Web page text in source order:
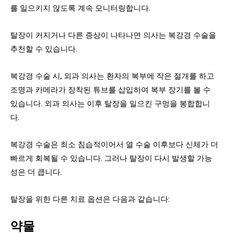
를 일으키지 않도록 계속 모니터링합니다.
탈장이 커지거나 다른 증상이 나타나면 의사는 복강경 수술을
추천할 수 있습니다.
복강경 수술 시, 외과 의사는 환자의 복부에 작은 절개를 하고
조명과 카메라가 장착된 튜브를 삽입하여 복부 장기를 볼 수
있습니다. 외과 의사는 이후 탈장을 일으킨 구멍을 봉합합니
다.
복강경 수술은 최소 침습적이어서 열 수술 이후보다 신체가 더
빠르게 회복될 수 있습니다. 그러나 탈장이 다시 발생할 가능
성은 더 큽니다.
탈장을 위한 다른 치료 옵션은 다음과 같습니다:
약물